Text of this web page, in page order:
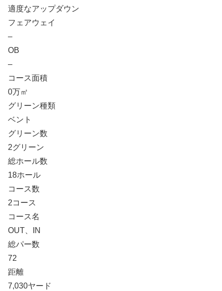
適度なアップダウン
フェアウェイ
–
OB
–
コース面積
0万㎡
グリーン種類
ベント
グリーン数
2グリーン
総ホール数
18ホール
コース数
2コース
コース名
OUT、IN
総パー数
72
距離
7,030ヤード